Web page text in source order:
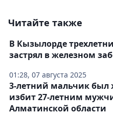
Читайте также
01:28, 07 августа 2025
В Кызылорде
застрял в железном
3-летний мальчик был
избит 27-летним
Алматинской области